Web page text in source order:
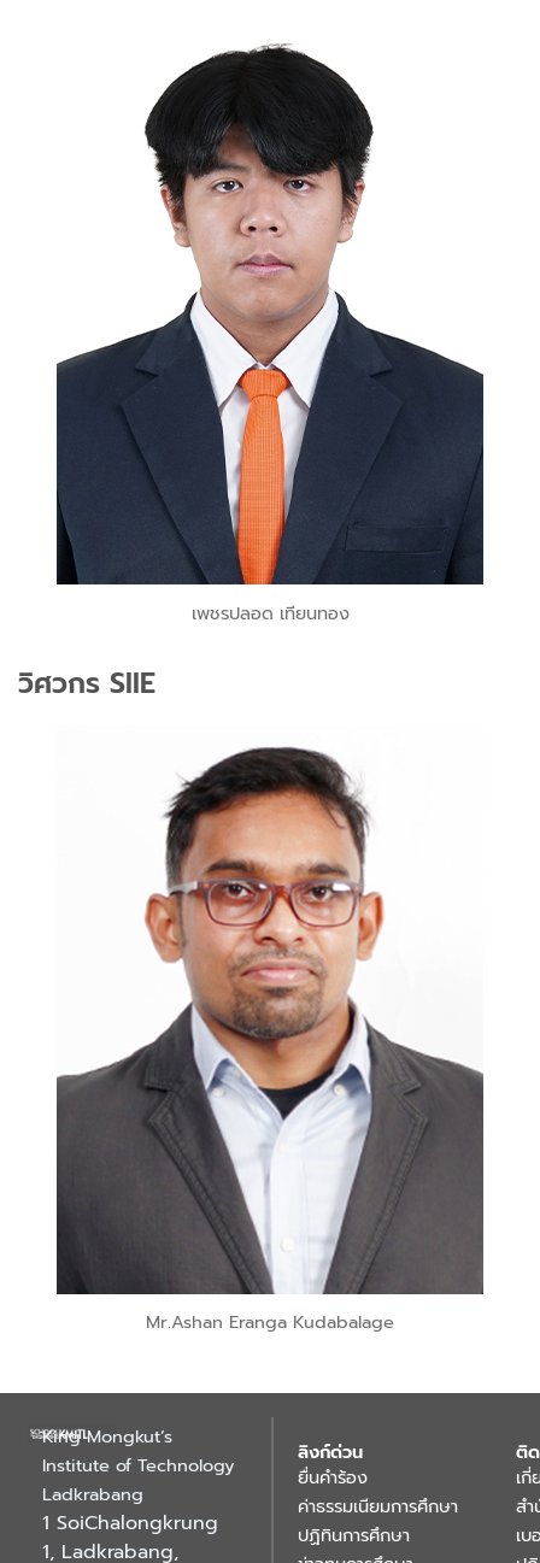
เพชรปลอด เทียนทอง
วิศวกร SIIE
Mr.Ashan Eranga Kudabalage
King Mongkut’s
Institute of Technology
Ladkrabang
1 SoiChalongkrung
1, Ladkrabang,
ลิงก์ด่วน
ยื่นคำร้อง
ค่าธรรมเนียมการศึกษา
ปฏิทินการศึกษา
ติ
เกี่
ส
เ